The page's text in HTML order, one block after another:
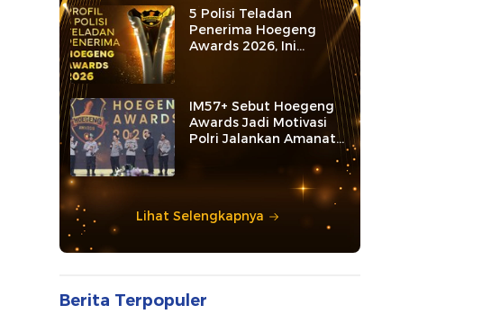
5 Polisi Teladan
Penerima Hoegeng
Awards 2026, Ini
Kategori dan Kiprahnya
IM57+ Sebut Hoegeng
Awards Jadi Motivasi
Polri Jalankan Amanat
Lihat Selengkapnya
Berita Terpopuler